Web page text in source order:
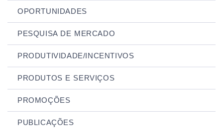
OPORTUNIDADES
PESQUISA DE MERCADO
PRODUTIVIDADE/INCENTIVOS
PRODUTOS E SERVIÇOS
PROMOÇÕES
PUBLICAÇÕES